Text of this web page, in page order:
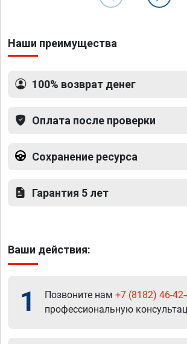
Наши преимущества
100% возврат денег
Оплата после проверки
Сохранение ресурса
Гарантия 5 лет
Ваши действия:
1 Позвоните нам +7 (8182) 46-
профессиональную